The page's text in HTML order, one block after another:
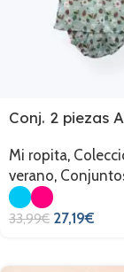
Conj. 2 piezas
Mi ropita,
verano,
33,99€ 27,19€